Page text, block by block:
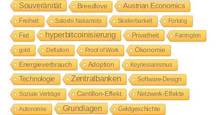
Souveränität Breedlove Austrian Economics
Freiheit Satoshi Nakamoto Skalierbarkeit Forking
Fiat hyperbitcoinisierung Privatheit Farrington
gold Deflation Proof of Work Ökonomie
Energieverbrauch Adoption Keynesianismus
Technologie Zentralbanken Software-Design
Soziale Verträge Cantillon-Effekt Netzwerk-Effekte
Autonomie Grundlagen Geldgeschichte